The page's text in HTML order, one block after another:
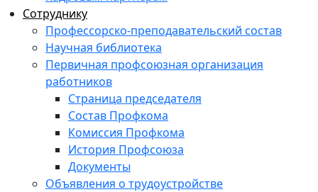
Сотруднику
Профессорско-преподавательский состав
Научная библиотека
Первичная профсоюзная организация
работников
Страница председателя
Состав Профкома
Комиссия Профкома
История Профсоюза
Документы
Объявления о трудоустройстве